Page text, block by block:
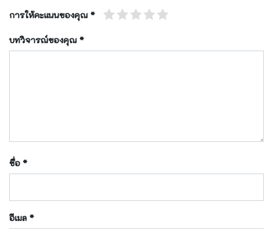
การให้คะแนนของคุณ *
บทวิจารณ์ของคุณ *
ชื่อ *
อีเมล *